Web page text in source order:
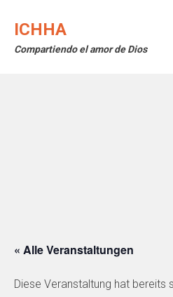
ICHHA
Compartiendo el amor de Dios
« Alle Veranstaltungen
Diese Veranstaltung hat bereits